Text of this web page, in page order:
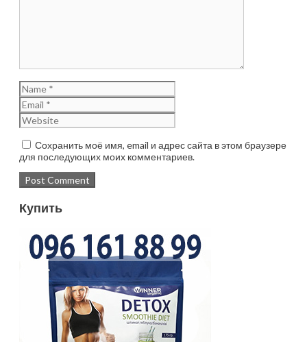
Сохранить моё имя, email и адрес сайта в этом браузере
для последующих моих комментариев.
Купить